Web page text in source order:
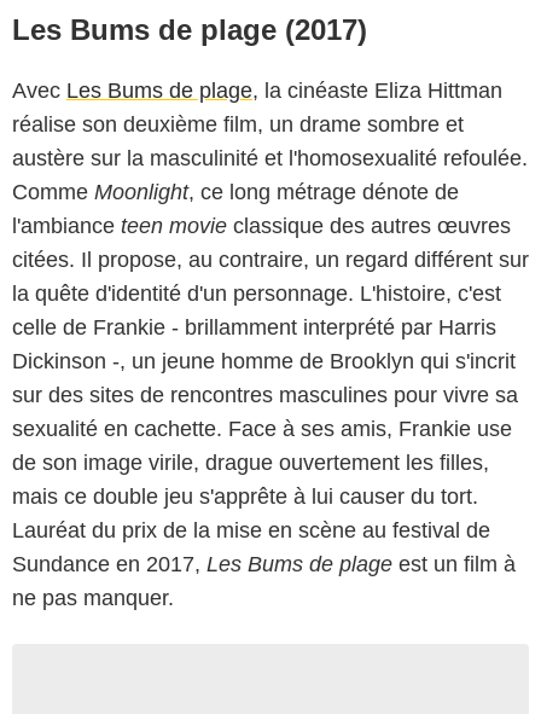
Les Bums de plage (2017)
Avec Les Bums de plage, la cinéaste Eliza Hittman
réalise son deuxième film, un drame sombre et
austère sur la masculinité et l'homosexualité refoulée.
Comme Moonlight, ce long métrage dénote de
l'ambiance teen movie classique des autres œuvres
citées. Il propose, au contraire, un regard différent sur
la quête d'identité d'un personnage. L'histoire, c'est
celle de Frankie - brillamment interprété par Harris
Dickinson -, un jeune homme de Brooklyn qui s'incrit
sur des sites de rencontres masculines pour vivre sa
sexualité en cachette. Face à ses amis, Frankie use
de son image virile, drague ouvertement les filles,
mais ce double jeu s'apprête à lui causer du tort.
Lauréat du prix de la mise en scène au festival de
Sundance en 2017, Les Bums de plage est un film à
ne pas manquer.